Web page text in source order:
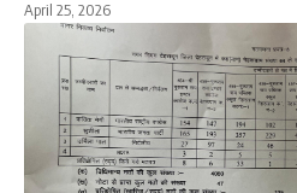
April 25, 2026